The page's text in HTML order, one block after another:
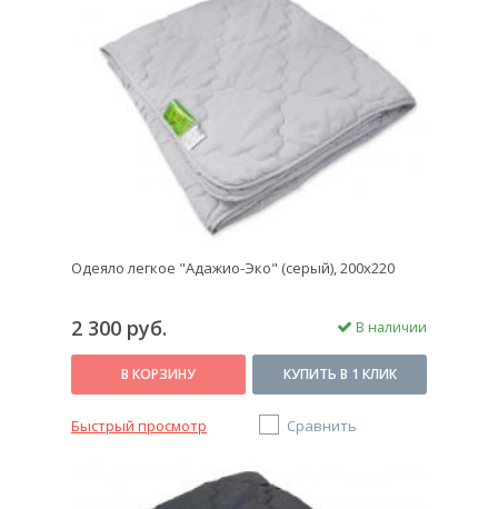
Одеяло легкое "Адажио-Эко" (серый), 200х220
2 300 руб. В наличии
В КОРЗИНУ КУПИТЬ В 1 КЛИК
Быстрый просмотр Сравнить